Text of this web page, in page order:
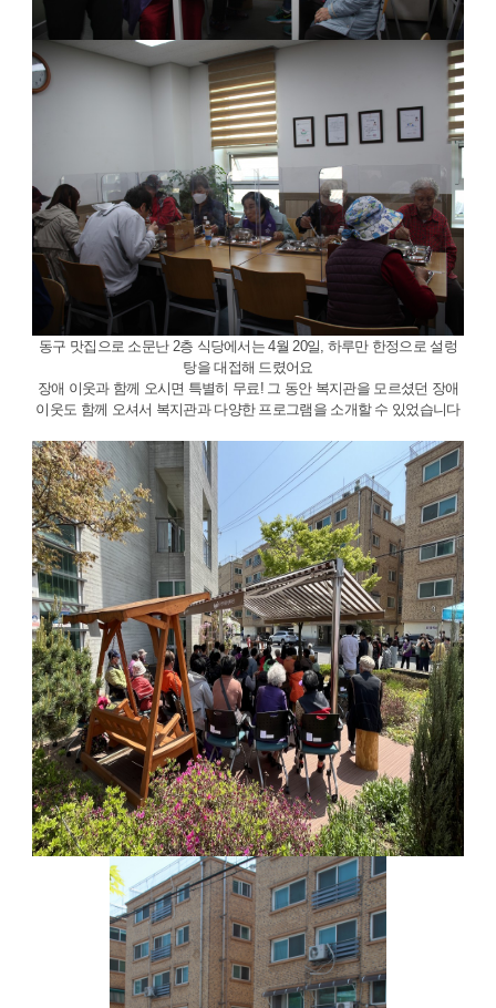
동구 맛집으로 소문난 2층 식당에서는 4월 20일, 하루만 한정으로 설렁
탕을 대접해 드렸어요
장애 이웃과 함께 오시면 특별히 무료! 그 동안 복지관을 모르셨던 장애
이웃도 함께 오셔서 복지관과 다양한 프로그램을 소개할 수 있었습니다